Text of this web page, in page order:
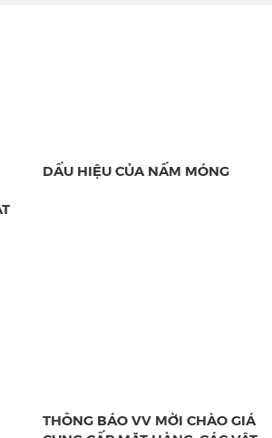
DẤU HIỆU CỦA NẤM MÓNG
THÔNG BÁO VV MỜI CHÀO GIÁ